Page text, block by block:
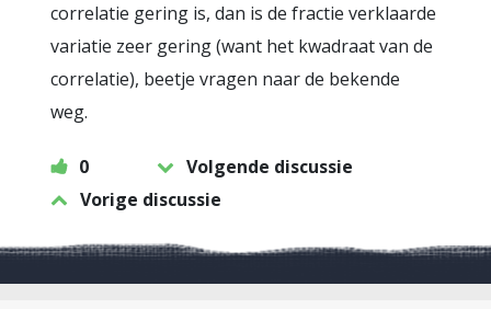
correlatie gering is, dan is de fractie verklaarde
variatie zeer gering (want het kwadraat van de
correlatie), beetje vragen naar de bekende
weg.
0
Volgende discussie
Vorige discussie